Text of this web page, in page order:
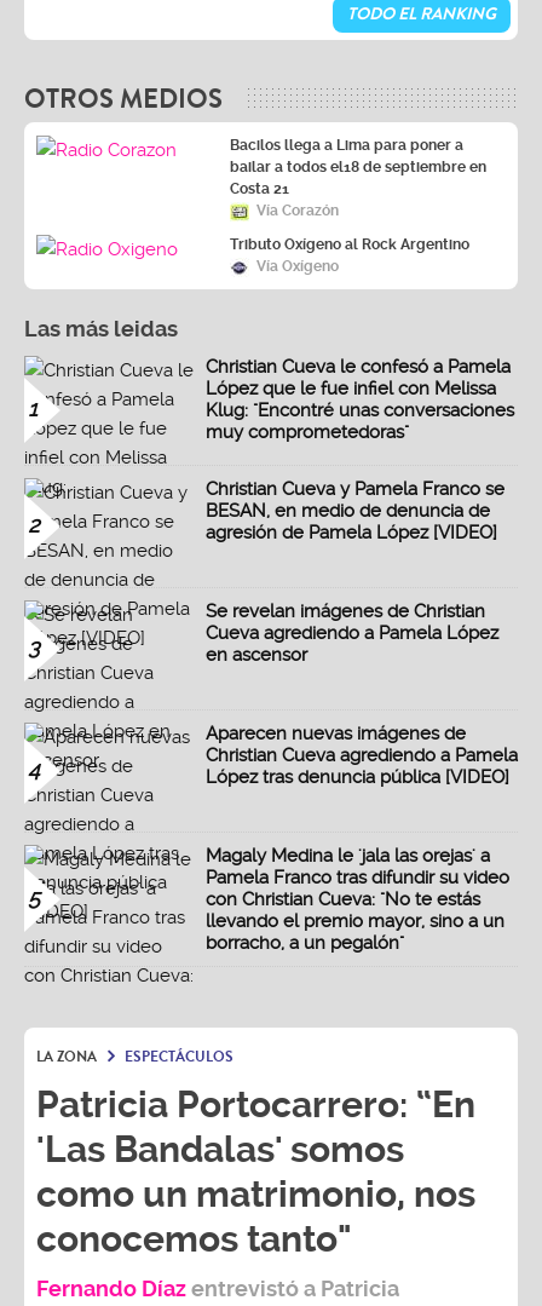
TODO EL RANKING
OTROS MEDIOS
Bacilos llega a Lima para poner a
bailar a todos el18 de septiembre en
Costa 21
Vía Corazón
Tributo Oxígeno al Rock Argentino
Vía Oxígeno
Las más leidas
1
Christian Cueva le confesó a Pamela
López que le fue infiel con Melissa
Klug: "Encontré unas conversaciones
muy comprometedoras"
2
Christian Cueva y Pamela Franco se
BESAN, en medio de denuncia de
agresión de Pamela López [VIDEO]
3
Se revelan imágenes de Christian
Cueva agrediendo a Pamela López
en ascensor
4
Aparecen nuevas imágenes de
Christian Cueva agrediendo a Pamela
López tras denuncia pública [VIDEO]
5
Magaly Medina le 'jala las orejas' a
Pamela Franco tras difundir su video
con Christian Cueva: "No te estás
llevando el premio mayor, sino a un
borracho, a un pegalón"
LA ZONA ESPECTÁCULOS
Patricia Portocarrero: “En
'Las Bandalas' somos
como un matrimonio, nos
conocemos tanto"
Fernando Díazentrevistó a Patricia